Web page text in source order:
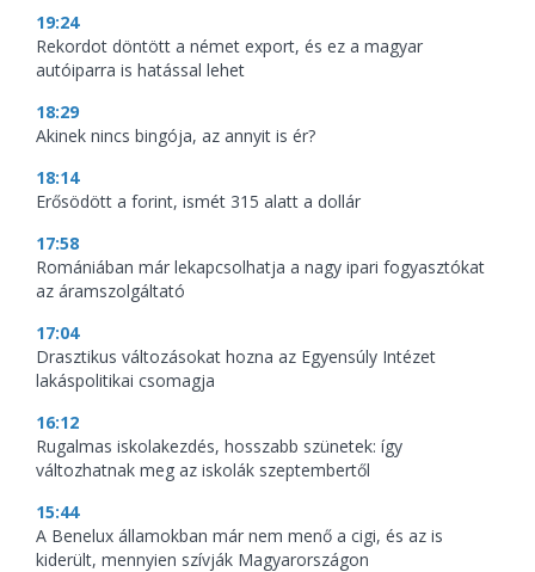
19:24
Rekordot döntött a német export, és ez a magyar
autóiparra is hatással lehet
18:29
Akinek nincs bingója, az annyit is ér?
18:14
Erősödött a forint, ismét 315 alatt a dollár
17:58
Romániában már lekapcsolhatja a nagy ipari fogyasztókat
az áramszolgáltató
17:04
Drasztikus változásokat hozna az Egyensúly Intézet
lakáspolitikai csomagja
16:12
Rugalmas iskolakezdés, hosszabb szünetek: így
változhatnak meg az iskolák szeptembertől
15:44
A Benelux államokban már nem menő a cigi, és az is
kiderült, mennyien szívják Magyarországon